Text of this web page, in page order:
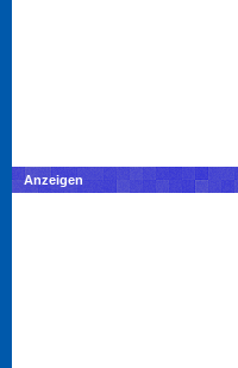
Anzeigen